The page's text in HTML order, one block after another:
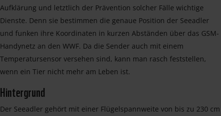
Aufklärung und letztlich der Prävention solcher Fälle wichtige
Dienste. Denn sie bestimmen die genaue Position der Seeadler
und funken ihre Koordinaten in kurzen Abständen über das GSM-
Handynetz an den WWF. Da die Sender auch mit einem
Temperatursensor versehen sind, kann man rasch feststellen,
wenn ein Tier nicht mehr am Leben ist.
Hintergrund
Der Seeadler gehört mit einer Flügelspannweite von bis zu 230 cm